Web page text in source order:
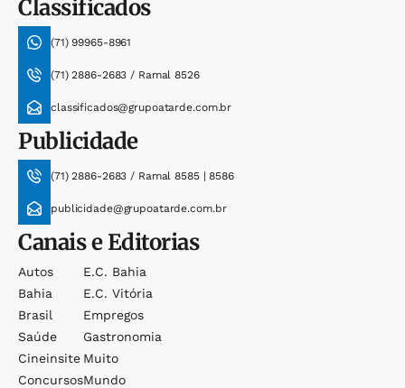
Classificados
(71) 99965-8961
(71) 2886-2683 / Ramal 8526
classificados@grupoatarde.com.br
Publicidade
(71) 2886-2683 / Ramal 8585 | 8586
publicidade@grupoatarde.com.br
Canais e Editorias
Autos
Bahia
Brasil
Saúde
Cineinsite
Concursos
E.c. Bahia
E.c. Vitória
Empregos
Gastronomia
Muito
Mundo